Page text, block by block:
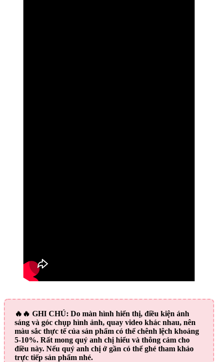
🔥🔥 GHI CHÚ: Do màn hình hiển thị, điều kiện ánh
sáng và góc chụp hình ảnh, quay video khác nhau, nên
màu sắc thực tế của sản phẩm có thể chênh lệch khoảng
5-10%. Rất mong quý anh chị hiểu và thông cảm cho
điều này. Nếu quý anh chị ở gần có thể ghé tham khảo
trực tiếp sản phẩm nhé.